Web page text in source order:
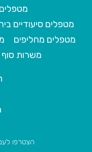
מטפלים סיעודיים
מטפלים מחליפים
משרות
הצטרפו